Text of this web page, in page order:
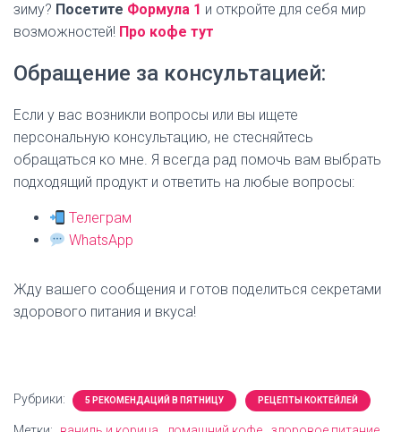
зиму? Посетите Формула 1 и откройте для себя мир
возможностей! Про кофе тут
Обращение за консультацией:
Если у вас возникли вопросы или вы ищете
персональную консультацию, не стесняйтесь
обращаться ко мне. Я всегда рад помочь вам выбрать
подходящий продукт и ответить на любые вопросы:
Телеграм
WhatsApp
Жду вашего сообщения и готов поделиться секретами
здорового питания и вкуса!
Рубрики: 5 РЕКОМЕНДАЦИЙ В ПЯТНИЦУ РЕЦЕПТЫ КОКТЕЙЛЕЙ